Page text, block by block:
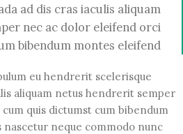
ad dis cras iaculis aliquam
nec ac dolor eleifend orci
bibendum montes eleifend.
eu hendrerit scelerisque
aliquam netus hendrerit semper
quis dictumst cum bibendum
neque commodo nunc.